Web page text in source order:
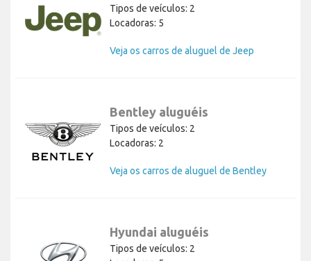
Tipos de veículos: 2
Locadoras: 5
Veja os carros de aluguel de Jeep
Bentley aluguéis
Tipos de veículos: 2
Locadoras: 2
Veja os carros de aluguel de Bentley
Hyundai aluguéis
Tipos de veículos: 2